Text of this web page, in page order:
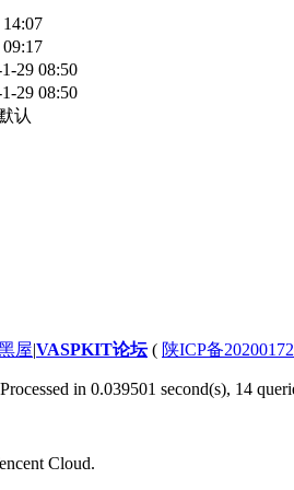
29 08:50
29 08:50
认
屋|VASPKIT论坛( 陕ICP备
in 0.039501 second(s), 14
Cloud.